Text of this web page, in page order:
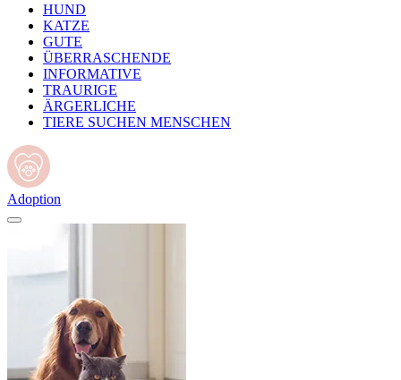
HUND
KATZE
GUTE
ÜBERRASCHENDE
INFORMATIVE
TRAURIGE
ÄRGERLICHE
TIERE SUCHEN MENSCHEN
Adoption